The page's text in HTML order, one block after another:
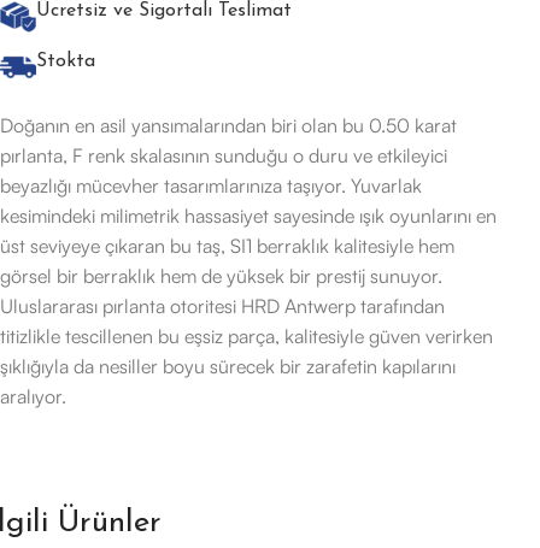
Ücretsiz ve Sigortalı Teslimat
Stokta
Doğanın en asil yansımalarından biri olan bu 0.50 karat
pırlanta, F renk skalasının sunduğu o duru ve etkileyici
beyazlığı mücevher tasarımlarınıza taşıyor. Yuvarlak
kesimindeki milimetrik hassasiyet sayesinde ışık oyunlarını en
üst seviyeye çıkaran bu taş, SI1 berraklık kalitesiyle hem
görsel bir berraklık hem de yüksek bir prestij sunuyor.
Uluslararası pırlanta otoritesi HRD Antwerp tarafından
titizlikle tescillenen bu eşsiz parça, kalitesiyle güven verirken
şıklığıyla da nesiller boyu sürecek bir zarafetin kapılarını
aralıyor.
Ürünler